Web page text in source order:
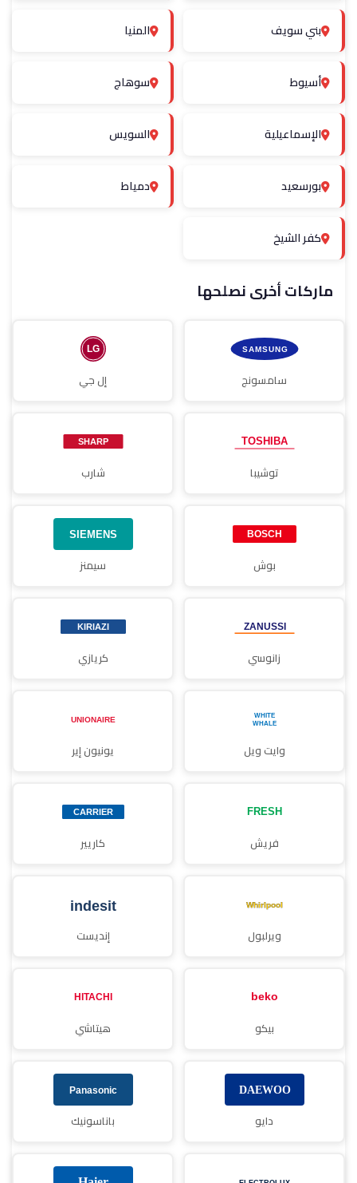
بني سويف المنيا
أسيوط سوهاج
الإسماعيلية السويس
بورسعيد دمياط
كفر الشيخ
ماركات أخرى نصلحها
سامسونج إل جي
توشيبا شارب
بوش سيمنز
زانوسي كريازي
وايت ويل يونيون إير
فريش كاريير
ويرلبول إنديست
بيكو هيتاشي
دايو باناسونيك